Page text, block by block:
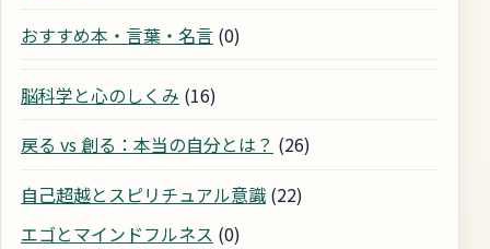
おすすめ本・言葉・名言 (0)
脳科学と心のしくみ (16)
戻る vs 創る：本当の自分とは？ (26)
自己超越とスピリチュアル意識 (22)
エゴとマインドフルネス (0)